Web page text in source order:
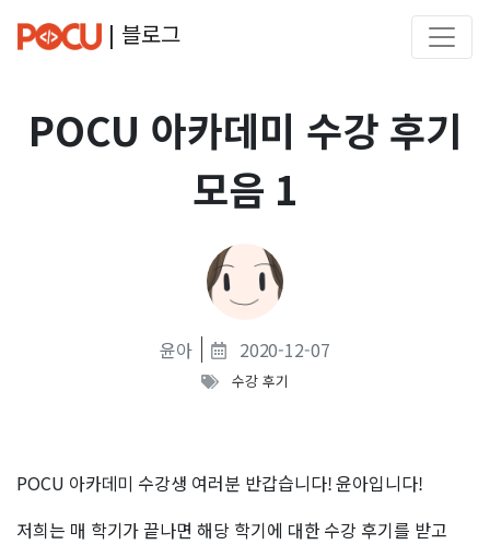
| 블로그
POCU 아카데미 수강 후기
모음 1
윤아 2020-12-07
수강 후기
POCU 아카데미 수강생 여러분 반갑습니다! 윤아입니다!
저희는 매 학기가 끝나면 해당 학기에 대한 수강 후기를 받고